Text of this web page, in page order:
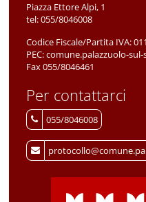
Piazza Ettore Alpi, 1
tel:055/8046008
Codice Fiscale/Partita IVA:
PEC:comune.palazzuolo-
Fax 055/8046461
Per contattarci
055/8046008